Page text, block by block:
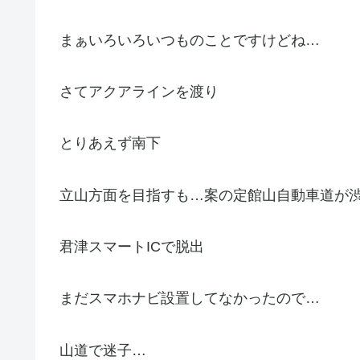
まぁいろいろいつものことですけどね…
さてアクアラインを渡り
とりあえず南下
立山方面を目指すも…案の定館山自動車道が
君津スマートICで脱出
まだスマホナビ設置してなかったので…
山道で迷子…